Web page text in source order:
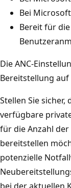
Bei
Bereit für
Die ANC-
Bereitstellung auf
Stellen Sie
verfügbare
für die Anzahl
bereitstellen
potenzielle
bei der aktuellen